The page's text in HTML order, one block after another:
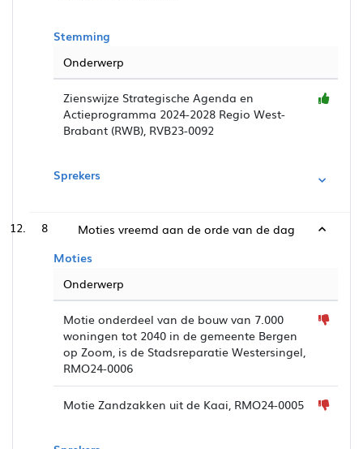
Stemming
Onderwerp
Zienswijze Strategische Agenda en
Actieprogramma 2024-2028 Regio West-
Brabant (RWB), RVB23-0092
Sprekers
8
Moties vreemd aan de orde van de dag
Moties
Onderwerp
Motie onderdeel van de bouw van 7.000
woningen tot 2040 in de gemeente Bergen
op Zoom, is de Stadsreparatie Westersingel,
RMO24-0006
Motie Zandzakken uit de Kaai, RMO24-0005